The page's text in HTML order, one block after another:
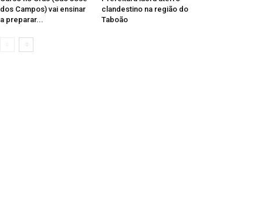
dos Campos) vai ensinar
a preparar...
clandestino na região do
Taboão